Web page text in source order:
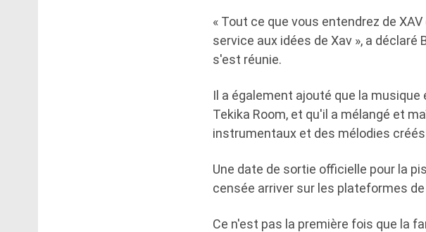
« Tout ce que vous entendrez de
service aux idées de Xav », a déclaré
s'est réunie.
Il a également ajouté que la
Tekika Room, et qu'il a mélangé et
instrumentaux et des mélodies
Une date de sortie officielle pour la
censée arriver sur les plateformes
Ce n'est pas la première fois que la